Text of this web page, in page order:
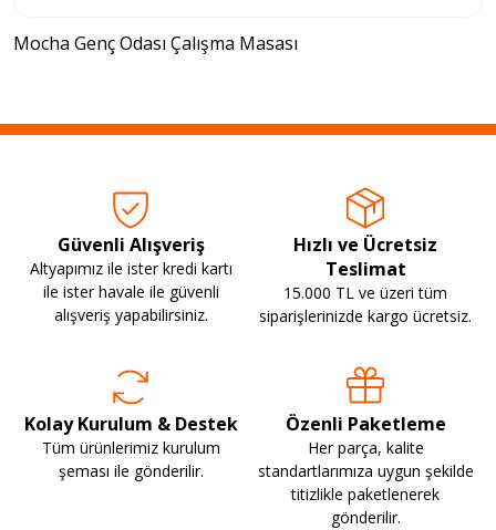
Mocha Genç Odası Çalışma Masası
Güvenli Alışveriş
Altyapımız ile ister kredi kartı
ile ister havale ile güvenli
alışveriş yapabilirsiniz.
Hızlı ve Ücretsiz
Teslimat
15.000 TL ve üzeri tüm
siparişlerinizde kargo ücretsiz.
Kolay Kurulum & Destek
Tüm ürünlerimiz kurulum
şeması ile gönderilir.
Özenli Paketleme
Her parça, kalite
standartlarımıza uygun şekilde
titizlikle paketlenerek
gönderilir.